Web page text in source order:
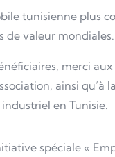
tunisienne plus
de valeur mondiales.
merci
ainsi qu’à
en Tunisie.
spéciale «